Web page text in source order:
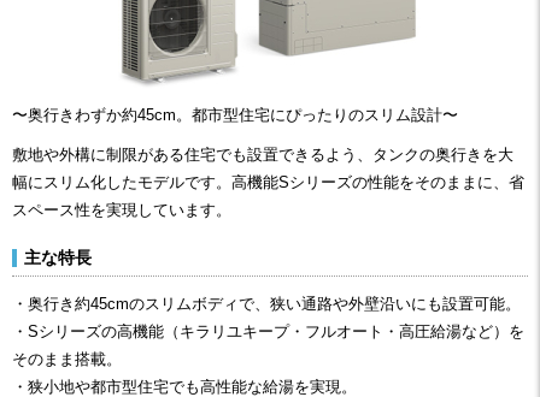
〜奥行きわずか約45cm。都市型住宅にぴったりのスリム設計〜
敷地や外構に制限がある住宅でも設置できるよう、タンクの奥行きを大
幅にスリム化したモデルです。高機能Sシリーズの性能をそのままに、省
スペース性を実現しています。
主な特長
・奥行き約45cmのスリムボディで、狭い通路や外壁沿いにも設置可能。
・Sシリーズの高機能（キラリユキープ・フルオート・高圧給湯など）を
そのまま搭載。
・狭小地や都市型住宅でも高性能な給湯を実現。